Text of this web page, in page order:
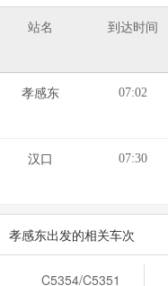
站名 到达时间
孝感东 07:02
汉口 07:30
孝感东出发的相关车次
C5354/C5351